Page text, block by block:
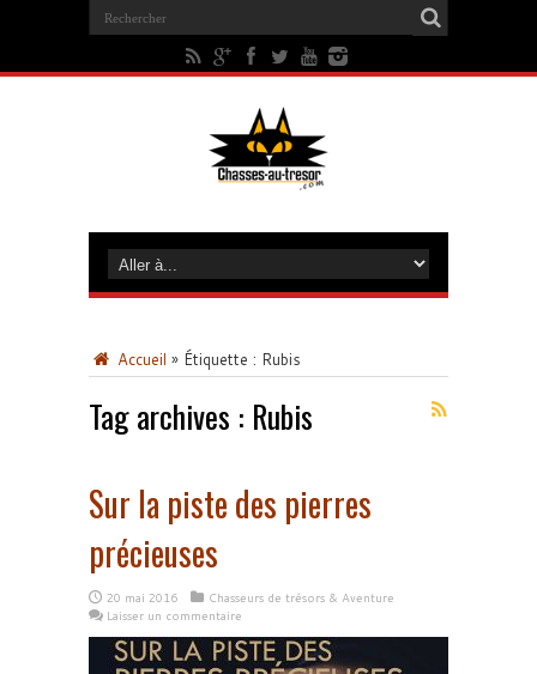
Accueil » Étiquette : Rubis
Tag archives : Rubis
Sur la piste des pierres
précieuses
20 mai 2016
Chasseurs de trésors & Aventure
Laisser un commentaire